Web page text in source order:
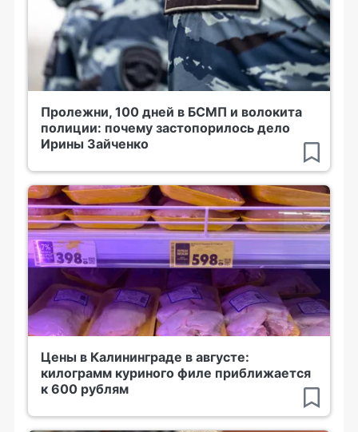
Пролежни, 100 дней в БСМП и волокита
полиции: почему застопорилось дело
Ирины Зайченко
Цены в Калининграде в августе:
килограмм куриного филе приближается
к 600 рублям